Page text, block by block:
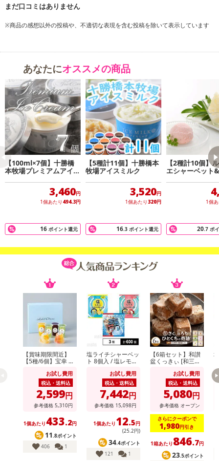
来ない地域の方は、お申込みいただけませんので、ご了承ください
ませ。
くちどけの良いモナカにぎっしり詰まったバニラアイスとの一体感
を味わえます。
賞味期限について:賞味期限記載のない商品については、お客様に残存期間のある商品をお届け
いたします。
原産国(最終加工地):
※商品の感想以外の投稿や、不適切な表現を含む投稿を除いて表示しています
あなたにオススメの商品
【100ml×7個】十勝橋
本牧場プレミアムアイス
3,460円
1個あたり 494.3円
16 ポイント還元
【5種計11個】十勝橋本
牧場アイスミルク
3,520円
1個あたり 320円
16.3 ポイント還元
【2種計10個】
エシャーベット
1個
20.7 ポ
【賞味期限間近】
【5種/6個】宝幸 ホ
ツゼリーセレクショ
お試し費用
税込・送料込
2,599円
参考価格 5,310円
1個あたり 433.2円
11 .8ポイント
406
1
塩ライチシャーベッ
ト 8個入 / 塩レモン
/ フローズンドリン
クミックス コーラ
＆ソーダ 14個入
お試し費用
税込・送料込
7,442円
参考価格 15,098円
1個あたり 12.5円
(25 .2円)
34.4ポイント
121
1
【6箱セット】和讃
盆くっきぃ [和三盆/
木の実/黒糖]お試し費用
税込・送料込
5,080円
参考価格 オープン
さらにクーポンで
1,980円引き
1箱あたり 846.7円
23.5ポイント
/